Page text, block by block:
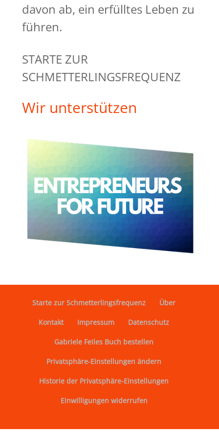
davon ab, ein erfülltes Leben zu
führen.
STARTE ZUR
SCHMETTERLINGSFREQUENZ
Wir unterstützen
Starte zur Schmetterlingsfrequenz Über
Kontakt Impressum Datenschutz
Gabriele Feiles Buch bestellen
Privatsphäre-Einstellungen ändern
Historie der Privatsphäre-Einstellungen
Einwilligungen widerrufen